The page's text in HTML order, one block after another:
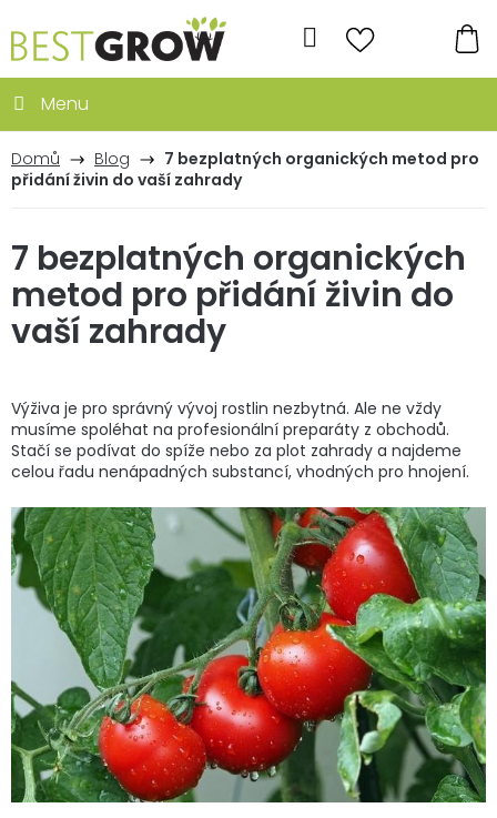
na
obsah
Hledat
Domů Blog
7 bezplatných organických metod pro
přidání živin do vaší zahrady
7 bezplatných organických
metod pro přidání živin do
vaší zahrady
Výživa je pro správný vývoj rostlin nezbytná. Ale ne vždy
musíme spoléhat na profesionální preparáty z obchodů.
Stačí se podívat do spíže nebo za plot zahrady a najdeme
celou řadu nenápadných substancí, vhodných pro hnojení.